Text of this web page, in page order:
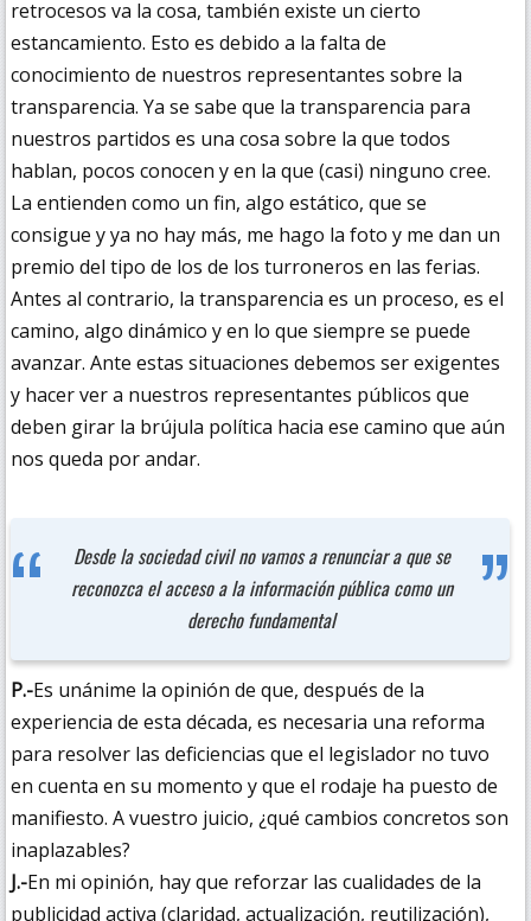
retrocesos va la cosa, también existe un cierto
estancamiento. Esto es debido a la falta de
conocimiento de nuestros representantes sobre la
transparencia. Ya se sabe que la transparencia para
nuestros partidos es una cosa sobre la que todos
hablan, pocos conocen y en la que (casi) ninguno cree.
La entienden como un fin, algo estático, que se
consigue y ya no hay más, me hago la foto y me dan un
premio del tipo de los de los turroneros en las ferias.
Antes al contrario, la transparencia es un proceso, es el
camino, algo dinámico y en lo que siempre se puede
avanzar. Ante estas situaciones debemos ser exigentes
y hacer ver a nuestros representantes públicos que
deben girar la brújula política hacia ese camino que aún
nos queda por andar.
Desde la sociedad civil no vamos a renunciar a que se
reconozca el acceso a la información pública como un
derecho fundamental
P.-Es unánime la opinión de que, después de la
experiencia de esta década, es necesaria una reforma
para resolver las deficiencias que el legislador no tuvo
en cuenta en su momento y que el rodaje ha puesto de
manifiesto. A vuestro juicio, ¿qué cambios concretos son
inaplazables?
J.-En mi opinión, hay que reforzar las cualidades de la
publicidad activa (claridad, actualización, reutilización),